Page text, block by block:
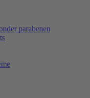
parabenen